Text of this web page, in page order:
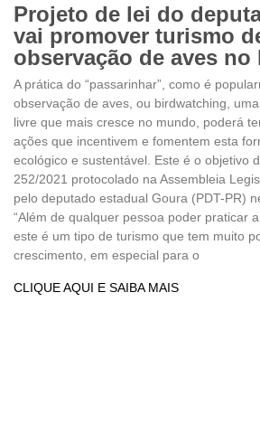
Projeto de lei do
vai promover turismo
observação de aves no
A prática do “passarinhar”, como é
observação de aves, ou birdwatching,
livre que mais cresce no mundo, poderá
ações que incentivem e fomentem esta
ecológico e sustentável. Este é o objetivo
252/2021 protocolado na Assembleia
pelo deputado estadual Goura (PDT-PR)
“Além de qualquer pessoa poder praticar
este é um tipo de turismo que tem muito
crescimento, em especial para o
CLIQUE AQUI E SAIBA MAIS